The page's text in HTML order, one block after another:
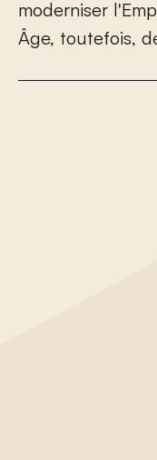
moderniser l'Emp
Âge, toutefois, d